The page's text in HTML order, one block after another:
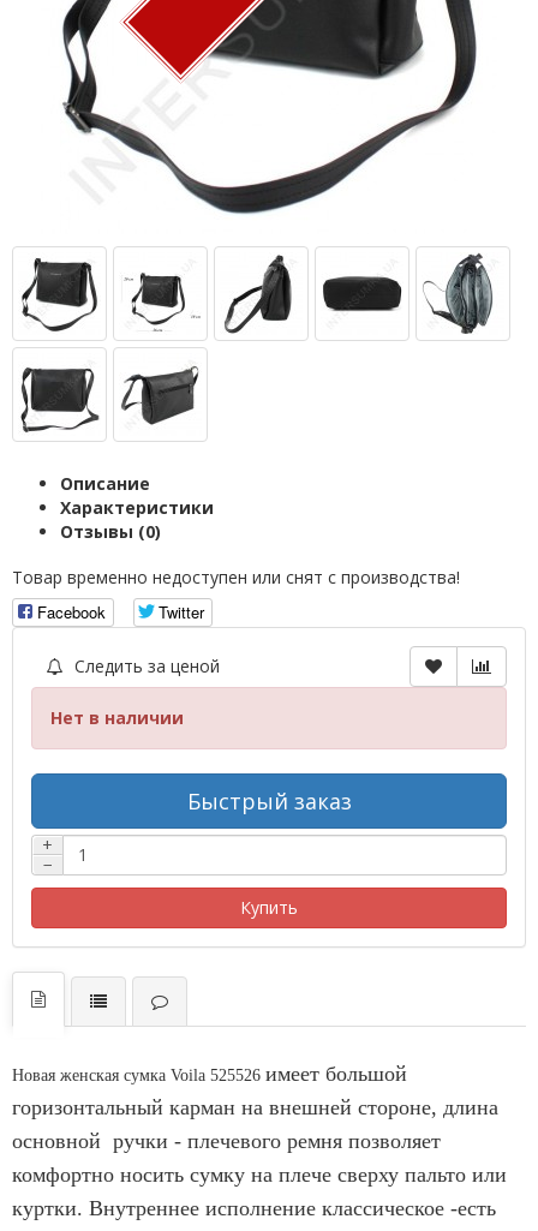
Описание
Характеристики
Отзывы (0)
Товар временно недоступен или снят с производства!
Facebook
Twitter
Следить за ценой
Нет в наличии
Быстрый заказ
+
−
Купить
Новая женская сумка Voila 525526 имеет большой
горизонтальный карман на внешней стороне, длина
основной ручки - плечевого ремня позволяет
комфортно носить сумку на плече сверху пальто или
куртки. Внутреннее исполнение классическое -есть